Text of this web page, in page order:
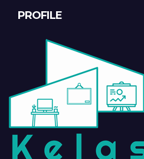
PROFILE